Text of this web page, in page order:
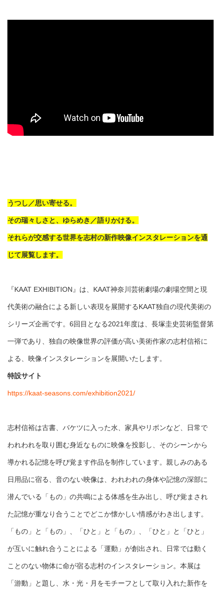
うつし／思い寄せる。
その瑞々しさと、ゆらめき／語りかける。
それらが交感する世界を志村の新作映像インスタレーションを通
じて展覧します。
『KAAT EXHIBITION』は、KAAT神奈川芸術劇場の劇場空間と現
代美術の融合による新しい表現を展開するKAAT独自の現代美術の
シリーズ企画です。6回目となる2021年度は、長塚圭史芸術監督第
一弾であり、独自の映像世界の評価が高い美術作家の志村信裕に
よる、映像インスタレーションを展開いたします。
特設サイト
https://kaat-seasons.com/exhibition2021/
志村信裕は古書、バケツに入った水、家具やリボンなど、日常で
われわれを取り囲む身近なものに映像を投影し、そのシーンから
導かれる記憶を呼び覚ます作品を制作しています。親しみのある
日用品に宿る、音のない映像は、われわれの身体や記憶の深部に
潜んでいる「もの」の共鳴による体感を生み出し、呼び覚まされ
た記憶が重なり合うことでどこか懐かしい情感がわき出します。
「もの」と「もの」、「ひと」と「もの」、「ひと」と「ひと」
が互いに触れ合うことによる「運動」が創出され、日常では動く
ことのない物体に命が宿る志村のインスタレーション。本展は
「游動」と題し、水・光・月をモチーフとして取り入れた新作を